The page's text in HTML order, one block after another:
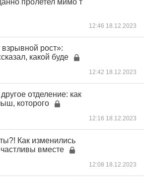
пролетел мимо т
12:46 18.12.2023
рост»:
какой буде
12:42 18.12.2023
отделение: как
которого
12:16 18.12.2023
Как изменились
вместе
12:08 18.12.2023